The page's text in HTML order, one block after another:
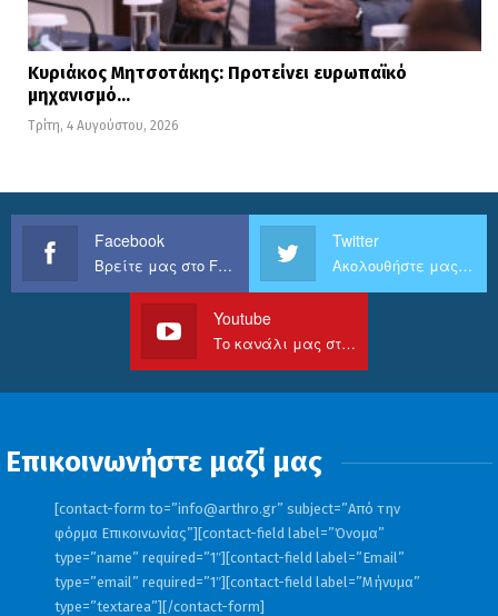
Κυριάκος Μητσοτάκης: Προτείνει ευρωπαϊκό
μηχανισμό…
Τρίτη, 4 Αυγούστου, 2026
Facebook
Βρείτε μας στο Facebook
Twitter
Ακολουθήστε μας στο Twitter
Youtube
Το κανάλι μας στο Youtube
Επικοινωνήστε μαζί μας
[contact-form to=”info@arthro.gr” subject=”Από την
φόρμα Επικοινωνίας”][contact-field label=”Όνομα”
type=”name” required=”1″][contact-field label=”Email”
type=”email” required=”1″][contact-field label=”Μήνυμα”
type=”textarea”][/contact-form]